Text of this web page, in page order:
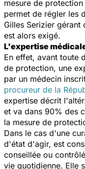
mesure de
permet de régler les
Gilles Serizier
est alors exigé.
L'expertise
En effet, avant toute
de protection, une
par un médecin
procureur de la
expertise décrit
et va dans 90% des
la mesure de
Dans le cas d'une
d'état d'agir, est
conseillée ou
vie quotidienne. Elle